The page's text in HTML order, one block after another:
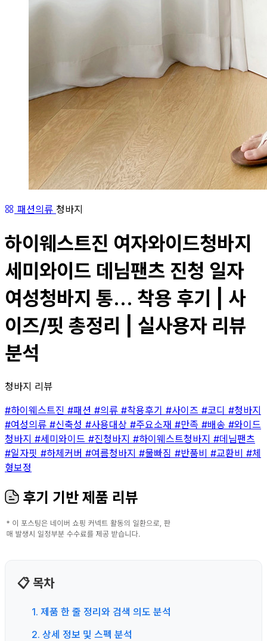
패션의류 청바지
하이웨스트진 여자와이드청바지
세미와이드 데님팬츠 진청 일자
여성청바지 통... 착용 후기 | 사
이즈/핏 총정리 | 실사용자 리뷰
분석
청바지 리뷰
#하이웨스트진 #패션 #의류 #착용후기 #사이즈 #코디 #청바지
#여성의류 #신축성 #사용대상 #주요소재 #만족 #배송 #와이드
청바지 #세미와이드 #진청바지 #하이웨스트청바지 #데님팬츠
#일자핏 #하체커버 #여름청바지 #물빠짐 #반품비 #교환비 #체
형보정
후기 기반 제품 리뷰
📋 목차
1. 제품 한 줄 정리와 검색 의도 분석
2. 상세 정보 및 스펙 분석